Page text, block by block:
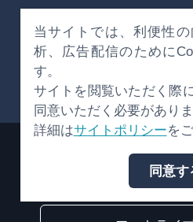
旅行会社・観光事
当サイトでは、利便性
析、広告配信のために
す。
サイトを閲覧いただく際
同意いただく必要がありま
詳細はサイトポリシーを
同意す